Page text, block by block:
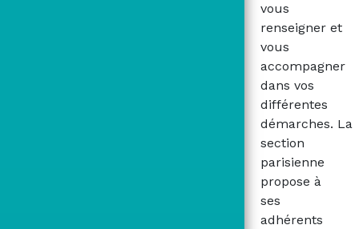
vous
renseigner et
vous
accompagner
dans vos
différentes
démarches. La
section
parisienne
propose à
ses
adhérents